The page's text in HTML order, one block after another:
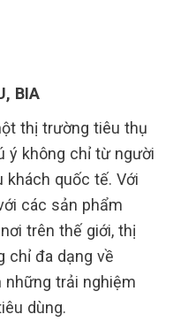
BIA
thị trường tiêu thụ
ý không chỉ từ người
khách quốc tế. Với
các sản phẩm
trên thế giới, thị
chỉ đa dạng về
những trải nghiệm
dùng.